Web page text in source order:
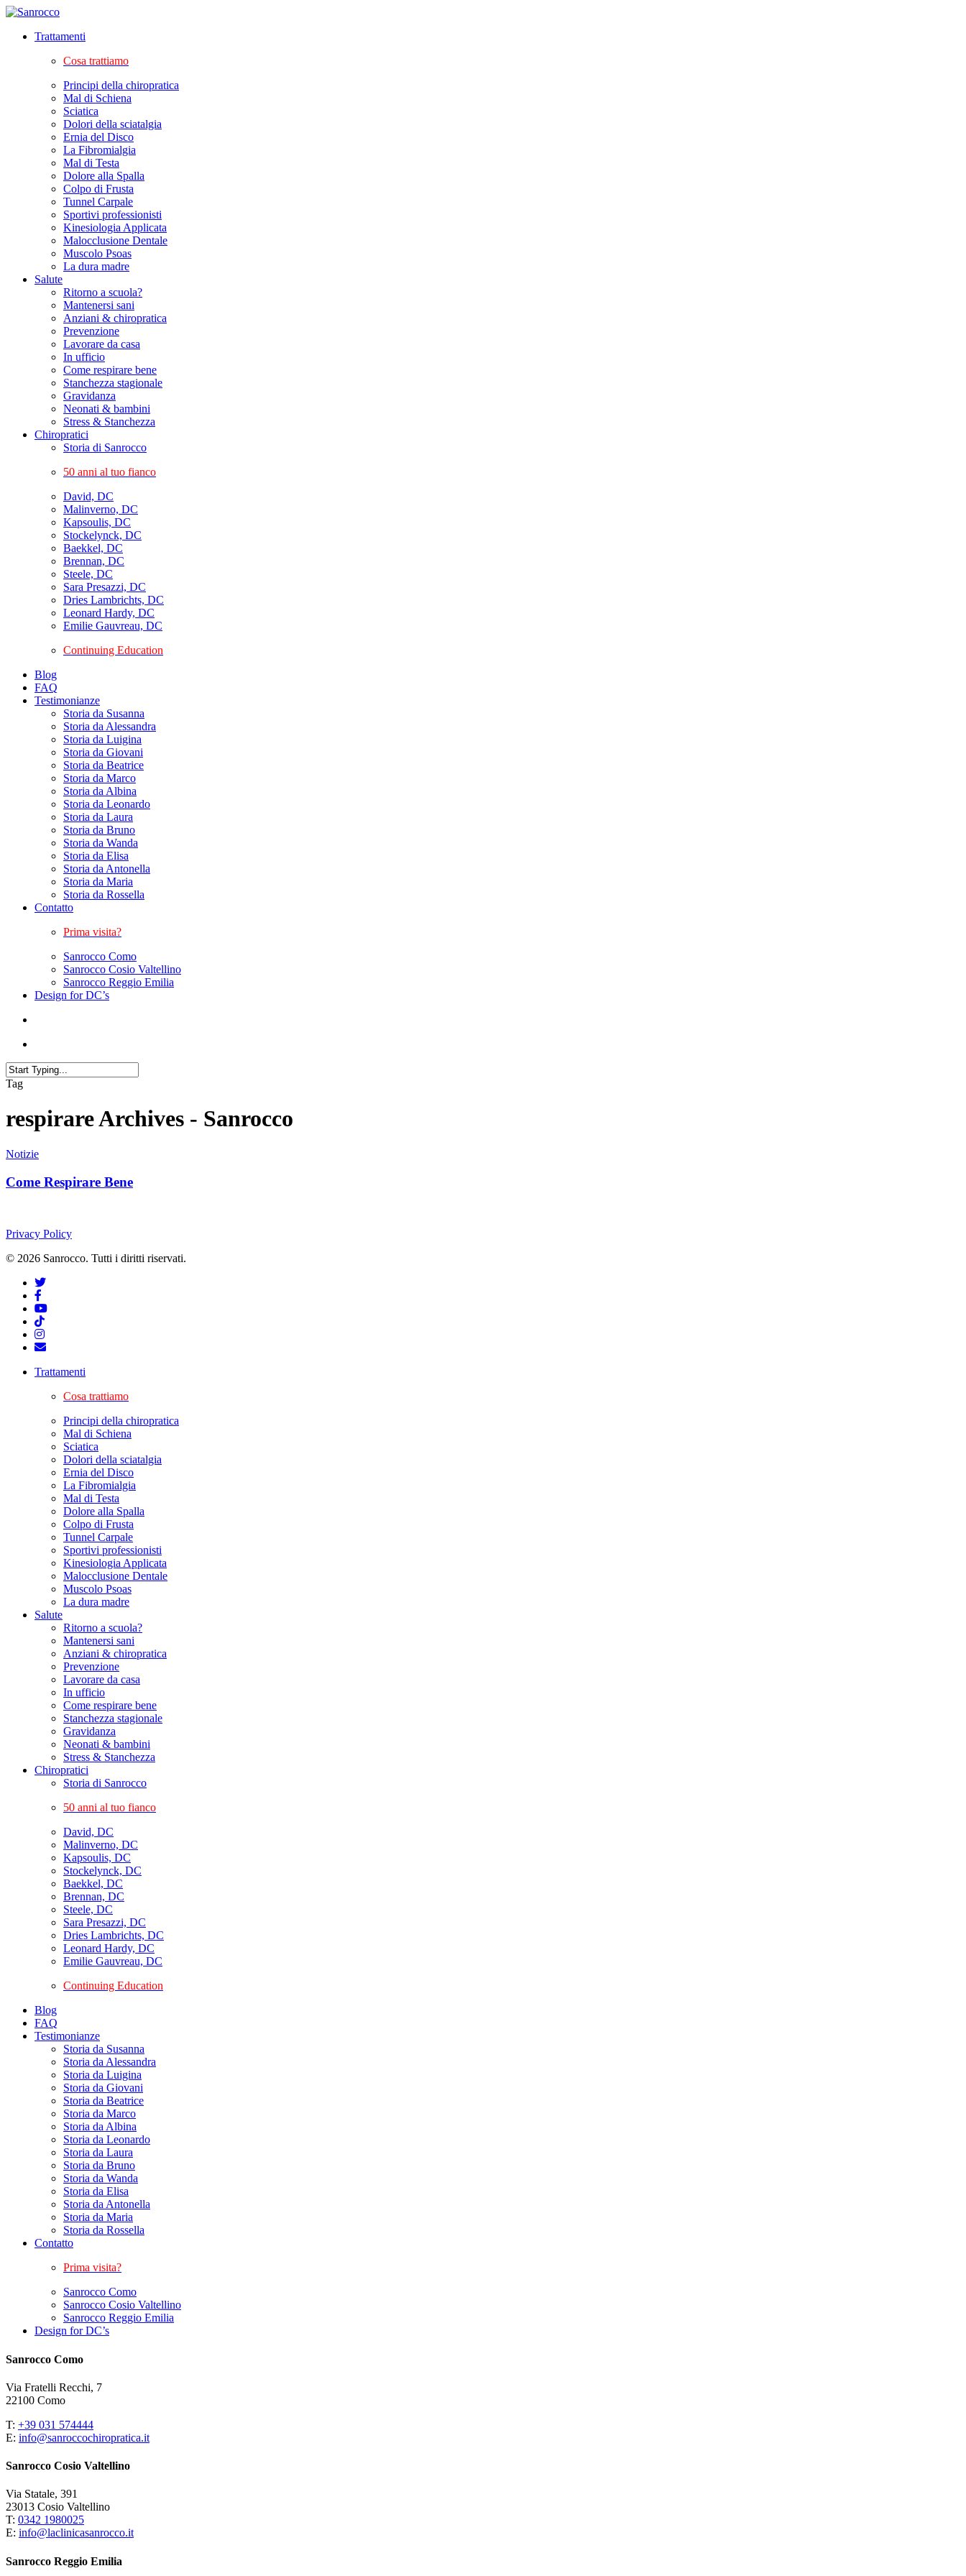
Trattamenti
Cosa trattiamo
Principi della chiropratica
Mal di Schiena
Sciatica
Dolori della sciatalgia
Ernia del Disco
La Fibromialgia
Mal di Testa
Dolore alla Spalla
Colpo di Frusta
Tunnel Carpale
Sportivi professionisti
Kinesiologia Applicata
Malocclusione Dentale
Muscolo Psoas
La dura madre
Salute
Ritorno a scuola?
Mantenersi sani
Anziani & chiropratica
Prevenzione
Lavorare da casa
In ufficio
Come respirare bene
Stanchezza stagionale
Gravidanza
Neonati & bambini
Stress & Stanchezza
Chiropratici
Storia di Sanrocco
50 anni al tuo fianco
David, DC
Malinverno, DC
Kapsoulis, DC
Stockelynck, DC
Baekkel, DC
Brennan, DC
Steele, DC
Sara Presazzi, DC
Dries Lambrichts, DC
Leonard Hardy, DC
Emilie Gauvreau, DC
Continuing Education
Blog
FAQ
Testimonianze
Storia da Susanna
Storia da Alessandra
Storia da Luigina
Storia da Giovani
Storia da Beatrice
Storia da Marco
Storia da Albina
Storia da Leonardo
Storia da Laura
Storia da Bruno
Storia da Wanda
Storia da Elisa
Storia da Antonella
Storia da Maria
Storia da Rossella
Contatto
Prima visita?
Sanrocco Como
Sanrocco Cosio Valtellino
Sanrocco Reggio Emilia
Design for DC’s
Tag
respirare Archives - Sanrocco
Notizie
Come Respirare Bene
Privacy Policy
© 2026 Sanrocco. Tutti i diritti riservati.
Trattamenti
Cosa trattiamo
Principi della chiropratica
Mal di Schiena
Sciatica
Dolori della sciatalgia
Ernia del Disco
La Fibromialgia
Mal di Testa
Dolore alla Spalla
Colpo di Frusta
Tunnel Carpale
Sportivi professionisti
Kinesiologia Applicata
Malocclusione Dentale
Muscolo Psoas
La dura madre
Salute
Ritorno a scuola?
Mantenersi sani
Anziani & chiropratica
Prevenzione
Lavorare da casa
In ufficio
Come respirare bene
Stanchezza stagionale
Gravidanza
Neonati & bambini
Stress & Stanchezza
Chiropratici
Storia di Sanrocco
50 anni al tuo fianco
David, DC
Malinverno, DC
Kapsoulis, DC
Stockelynck, DC
Baekkel, DC
Brennan, DC
Steele, DC
Sara Presazzi, DC
Dries Lambrichts, DC
Leonard Hardy, DC
Emilie Gauvreau, DC
Continuing Education
Blog
FAQ
Testimonianze
Storia da Susanna
Storia da Alessandra
Storia da Luigina
Storia da Giovani
Storia da Beatrice
Storia da Marco
Storia da Albina
Storia da Leonardo
Storia da Laura
Storia da Bruno
Storia da Wanda
Storia da Elisa
Storia da Antonella
Storia da Maria
Storia da Rossella
Contatto
Prima visita?
Sanrocco Como
Sanrocco Cosio Valtellino
Sanrocco Reggio Emilia
Design for DC’s
Sanrocco Como
Via Fratelli Recchi, 7
22100 Como
T: +39 031 574444
E: info@sanroccochiropratica.it
Sanrocco Cosio Valtellino
Via Statale, 391
23013 Cosio Valtellino
T: 0342 1980025
E: info@laclinicasanrocco.it
Sanrocco Reggio Emilia